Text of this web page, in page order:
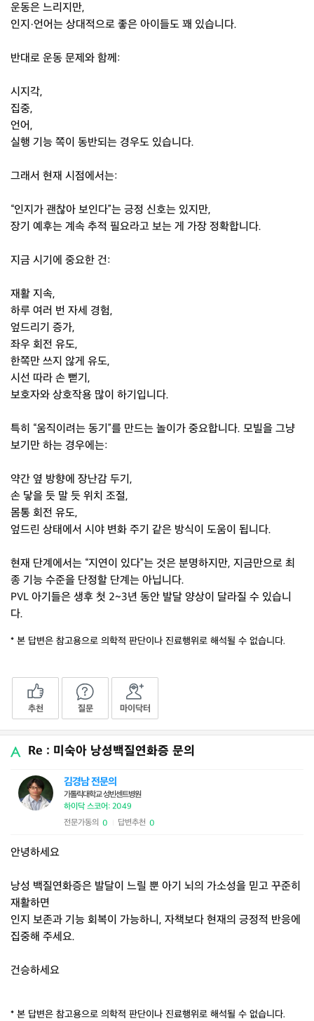
운동은 느리지만,
인지·언어는 상대적으로 좋은 아이들도 꽤 있습니다.
반대로 운동 문제와 함께:
시지각,
집중,
언어,
실행 기능 쪽이 동반되는 경우도 있습니다.
그래서 현재 시점에서는:
“인지가 괜찮아 보인다”는 긍정 신호는 있지만,
장기 예후는 계속 추적 필요라고 보는 게 가장 정확합니다.
지금 시기에 중요한 건:
재활 지속,
하루 여러 번 자세 경험,
엎드리기 증가,
좌우 회전 유도,
한쪽만 쓰지 않게 유도,
시선 따라 손 뻗기,
보호자와 상호작용 많이 하기입니다.
특히 “움직이려는 동기”를 만드는 놀이가 중요합니다. 모빌을 그냥
보기만 하는 경우에는:
약간 옆 방향에 장난감 두기,
손 닿을 듯 말 듯 위치 조절,
몸통 회전 유도,
엎드린 상태에서 시야 변화 주기 같은 방식이 도움이 됩니다.
현재 단계에서는 “지연이 있다”는 것은 분명하지만, 지금만으로 최
종 기능 수준을 단정할 단계는 아닙니다.
PVL 아기들은 생후 첫 2~3년 동안 발달 양상이 달라질 수 있습니
다.
* 본 답변은 참고용으로 의학적 판단이나 진료행위로 해석될 수 없습니다.
추천 질문 마이닥터
Re : 미숙아 낭성백질연화증 문의
김경남 전문의
가톨릭대학교 성빈센트병원
하이닥 스코어: 2049
전문가동의 0 답변추천 0
안녕하세요
낭성 백질연화증은 발달이 느릴 뿐 아기 뇌의 가소성을 믿고 꾸준히
재활하면
인지 보존과 기능 회복이 가능하니, 자책보다 현재의 긍정적 반응에
집중해 주세요.
건승하세요
* 본 답변은 참고용으로 의학적 판단이나 진료행위로 해석될 수 없습니다.